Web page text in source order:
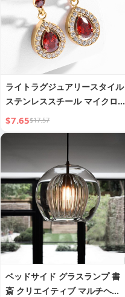
ライトラグジュアリースタイル
ステンレススチール マイクロイ
ンレイ
$7.65$17.57
ベッドサイド グラスランプ 書
斎 クリエイティブ マルチヘッ